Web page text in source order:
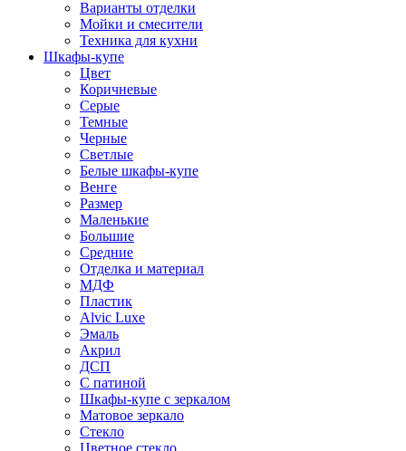
Варианты отделки
Мойки и смесители
Техника для кухни
Шкафы-купе
Цвет
Коричневые
Серые
Темные
Черные
Светлые
Белые шкафы-купе
Венге
Размер
Маленькие
Большие
Средние
Отделка и материал
МДФ
Пластик
Alvic Luxe
Эмаль
Акрил
ДСП
С патиной
Шкафы-купе с зеркалом
Матовое зеркало
Стекло
Цветное стекло